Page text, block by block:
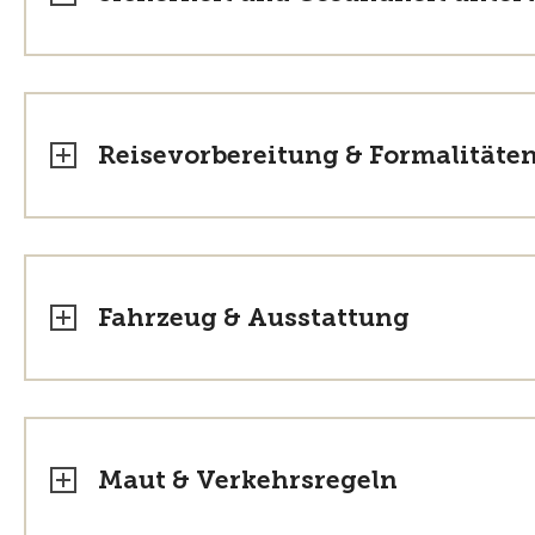
Reisevorbereitung &
Fahrzeug & Ausstattung
Maut & Verkehrsregeln